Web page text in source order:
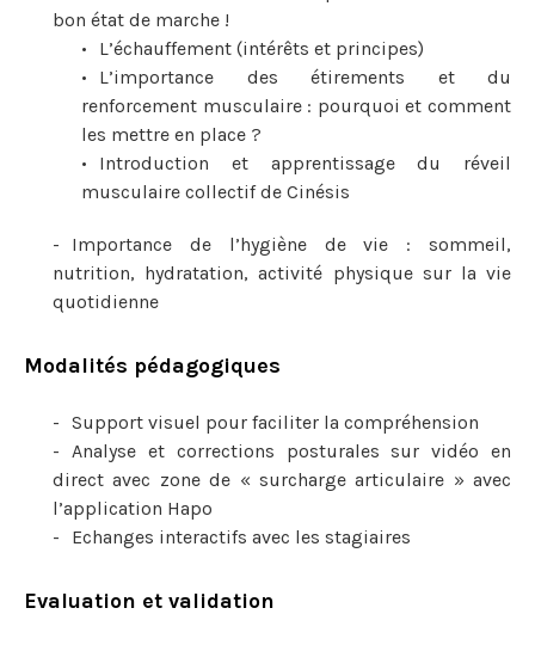
bon état de marche !
L’échauffement (intérêts et principes)
L’importance des étirements et du
renforcement musculaire : pourquoi et comment
les mettre en place ?
Introduction et apprentissage du réveil
musculaire collectif de Cinésis
Importance de l’hygiène de vie : sommeil,
nutrition, hydratation, activité physique sur la vie
quotidienne
Modalités pédagogiques
Support visuel pour faciliter la compréhension
Analyse et corrections posturales sur vidéo en
direct avec zone de « surcharge articulaire » avec
l’application Hapo
Echanges interactifs avec les stagiaires
Evaluation et validation